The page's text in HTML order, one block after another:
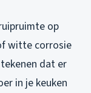
op
witte corrosie
dat er
in je keuken